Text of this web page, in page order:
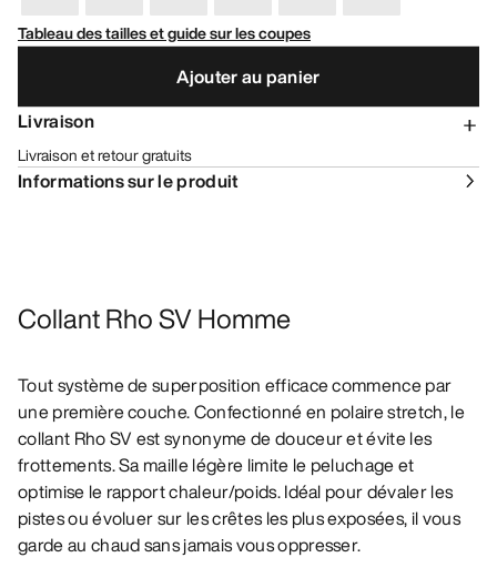
Tableau des tailles et guide sur les coupes
Ajouter au panier
Livraison
Livraison et retour gratuits
Informations sur le produit
Collant Rho SV Homme
Tout système de superposition efficace commence par
une première couche. Confectionné en polaire stretch, le
collant Rho SV est synonyme de douceur et évite les
frottements. Sa maille légère limite le peluchage et
optimise le rapport chaleur/poids. Idéal pour dévaler les
pistes ou évoluer sur les crêtes les plus exposées, il vous
garde au chaud sans jamais vous oppresser.